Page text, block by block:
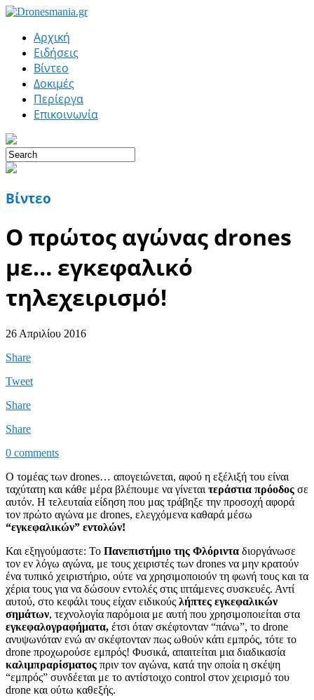
Αρχική
Ειδήσεις
Βίντεο
Δοκιμές
Περίεργα
Επικοινωνία
Βίντεο
O πρώτος αγώνας drones
με… εγκεφαλικό
τηλεχειρισμό!
26 Απριλίου 2016
Share
Tweet
Share
Share
0 comments
Ο τομέας των drones… απογειώνεται, αφού η εξέλιξή του είναι
ταχύτατη και κάθε μέρα βλέπουμε να γίνεται τεράστια πρόοδος σε
αυτόν. Η τελευταία είδηση που μας τράβηξε την προσοχή αφορά
τον πρώτο αγώνα με drones, ελεγχόμενα καθαρά μέσω
“εγκεφαλικών” εντολών!
Και εξηγούμαστε: Το Πανεπιστήμιο της Φλόριντα διοργάνωσε
τον εν λόγω αγώνα, με τους χειριστές των drones να μην κρατούν
ένα τυπικό χειριστήριο, ούτε να χρησιμοποιούν τη φωνή τους και τα
χέρια τους για να δώσουν εντολές στις ιπτάμενες συσκευές. Αντί
αυτού, στο κεφάλι τους είχαν ειδικούς λήπτες εγκεφαλικών
σημάτων, τεχνολογία παρόμοια με αυτή που χρησιμοποιείται στα
εγκεφαλογραφήματα, έτσι όταν σκέφτονταν “πάνω”, το drone
ανυψωνόταν ενώ αν σκέφτονταν πως ωθούν κάτι εμπρός, τότε το
drone προχωρούσε εμπρός! Φυσικά, απαιτείται μια διαδικασία
καλιμπραρίσματος πριν τον αγώνα, κατά την οποία η σκέψη
“εμπρός” συνδέεται με το αντίστοιχο control στον χειρισμό του
drone και ούτω καθεξής.